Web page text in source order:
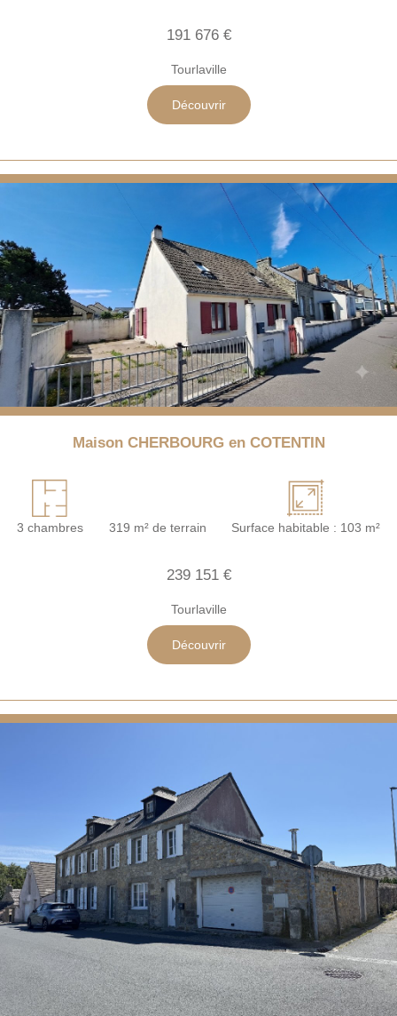
191 676 €
Tourlaville
Découvrir
Maison CHERBOURG en COTENTIN
3 chambres 319 m² de terrain Surface habitable : 103 m²
239 151 €
Tourlaville
Découvrir